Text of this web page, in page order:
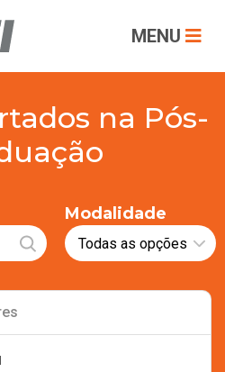
MENU
na Pós-
Modalidade